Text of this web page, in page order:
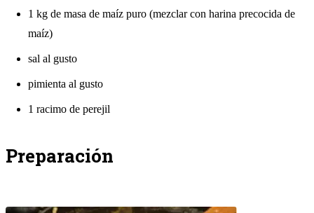
1 kg de masa de maíz puro (mezclar con harina precocida de
maíz)
sal al gusto
pimienta al gusto
1 racimo de perejil
Preparación